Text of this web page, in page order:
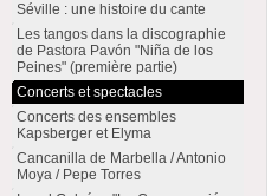
Séville : une histoire du cante
Les tangos dans la discographie
de Pastora Pavón "Niña de los
Peines" (première partie)
Concerts et spectacles
Concerts des ensembles
Kapsberger et Elyma
Cancanilla de Marbella / Antonio
Moya / Pepe Torres